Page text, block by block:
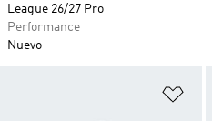
League 26/27 Pro
Performance
Nuevo